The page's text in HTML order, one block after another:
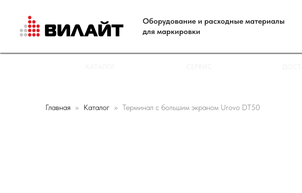
Оборудование и расходные материалы
для маркировки
Главная Каталог Терминал с большим экраном Urovo DT50